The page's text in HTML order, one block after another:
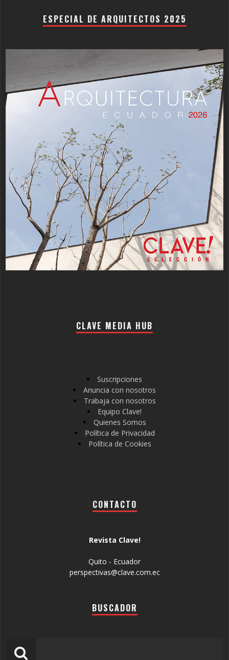
ESPECIAL DE ARQUITECTOS 2025
CLAVE MEDIA HUB
Suscripciones
Anuncia con nosotros
Trabaja con nosotros
Equipo Clave!
Quienes Somos
Política de Privacidad
Política de Cookies
CONTACTO
Revista Clave!
Quito - Ecuador
perspectivas@clave.com.ec
BUSCADOR